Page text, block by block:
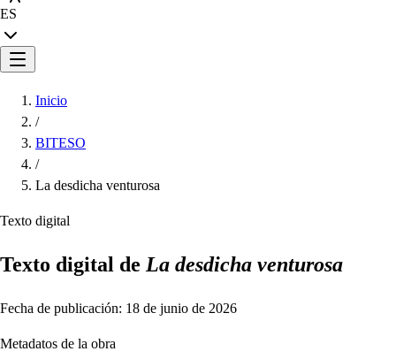
ES
Inicio
/
BITESO
/
La desdicha venturosa
Texto digital
Texto digital de La desdicha venturosa
Fecha de publicación: 18 de junio de 2026
Metadatos de la obra